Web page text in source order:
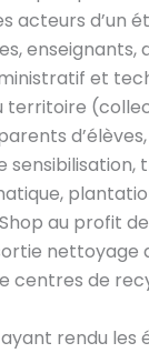
acteurs d’un
enseignants,
et
territoire
sensibilisation,
au profit
nettoyage
centres de
rendu les